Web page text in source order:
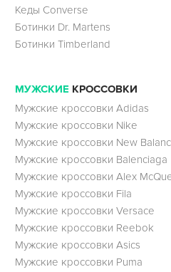
Кеды Converse
Ботинки Dr. Martens
Ботинки Timberland
МУЖСКИЕ КРОССОВКИ
Мужские кроссовки Adidas
Мужские кроссовки Nike
Мужские кроссовки New
Мужские кроссовки Balenciaga
Мужские кроссовки Alex
Мужские кроссовки Fila
Мужские кроссовки Versace
Мужские кроссовки Reebok
Мужские кроссовки Asics
Мужские кроссовки Puma